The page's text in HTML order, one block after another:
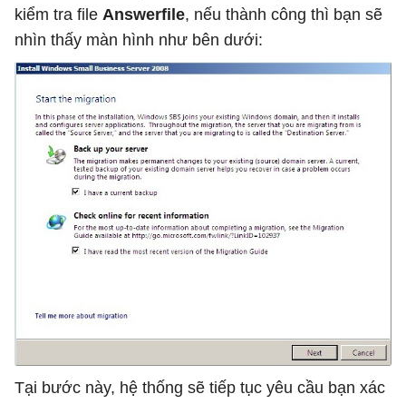
kiểm tra file Answerfile, nếu thành công thì bạn sẽ
nhìn thấy màn hình như bên dưới:
Tại bước này, hệ thống sẽ tiếp tục yêu cầu bạn xác